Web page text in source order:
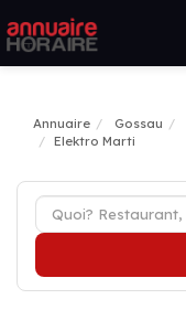
Annuaire Gossau
Elektro Marti